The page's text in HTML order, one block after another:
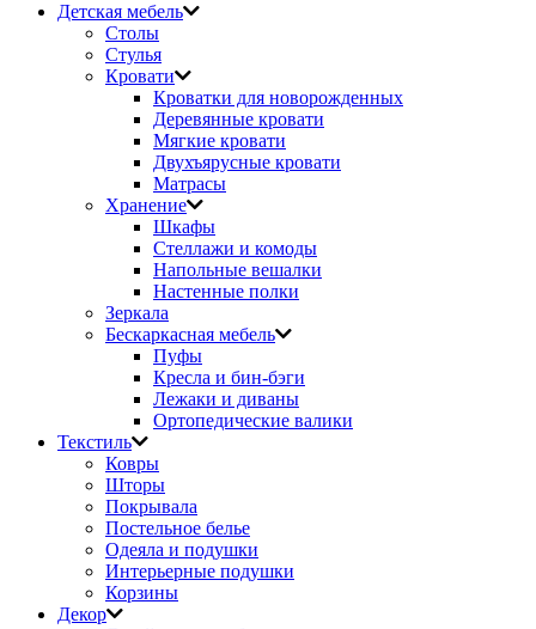
Детская мебель
Столы
Стулья
Кровати
Кроватки для новорожденных
Деревянные кровати
Мягкие кровати
Двухъярусные кровати
Матрасы
Хранение
Шкафы
Стеллажи и комоды
Напольные вешалки
Настенные полки
Зеркала
Бескаркасная мебель
Пуфы
Кресла и бин-бэги
Лежаки и диваны
Ортопедические валики
Текстиль
Ковры
Шторы
Покрывала
Постельное белье
Одеяла и подушки
Интерьерные подушки
Корзины
Декор